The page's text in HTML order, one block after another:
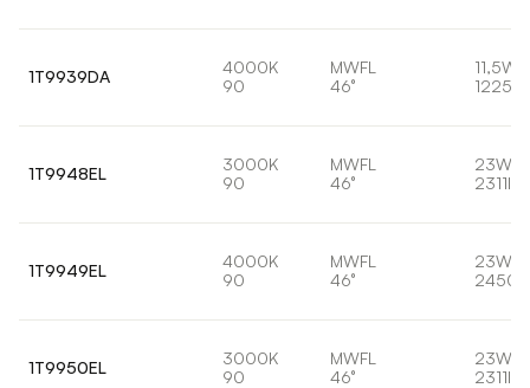
1T9939DA
4000K
90
MWFL
46°
11,5W
1225lm
1T9948EL
3000K
90
MWFL
46°
23W
2311lm
1T9949EL
4000K
90
MWFL
46°
23W
1T9950EL
3000K
90
MWFL
46°
23W
2311lm